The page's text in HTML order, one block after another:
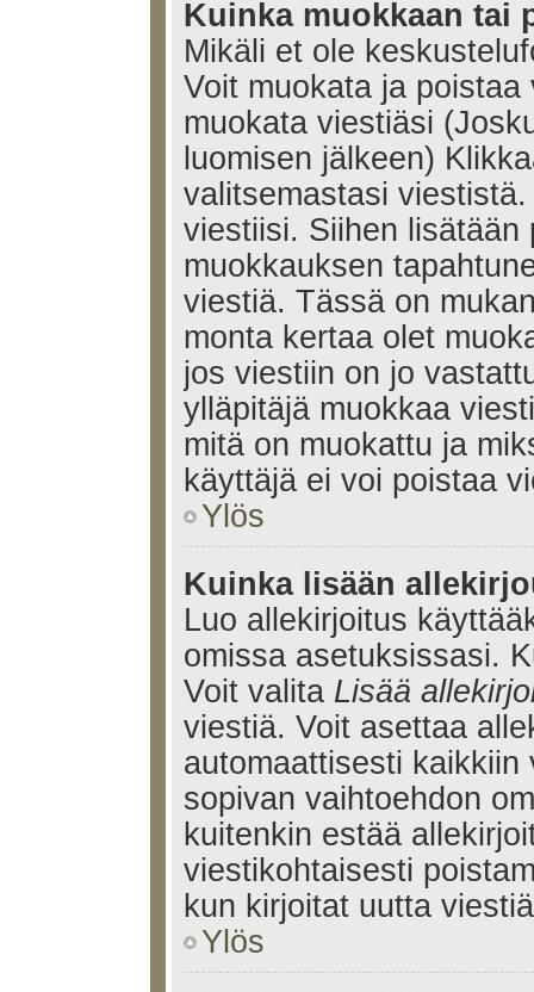
Kuinka muokkaan tai
Mikäli et ole
Voit muokata ja
muokata viestiäsi
luomisen jälkeen)
valitsemastasi
viestiisi. Siihen lisätään
muokkauksen
viestiä. Tässä on
monta kertaa olet
jos viestiin on jo
ylläpitäjä muokkaa
mitä on muokattu ja
käyttäjä ei voi poistaa
Ylös
Kuinka lisään
Luo allekirjoitus
omissa asetuksissasi.
Voit valita Lisää
viestiä. Voit asettaa
automaattisesti
sopivan vaihtoehdon
kuitenkin estää
viestikohtaisesti
kun kirjoitat uutta
Ylös